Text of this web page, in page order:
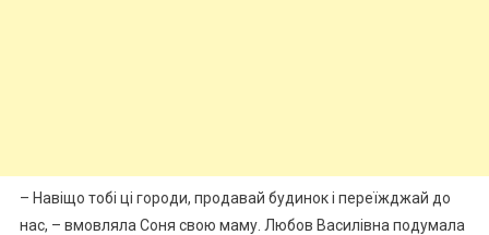
– Навіщо тобі ці городи, продавай будинок і переїжджай до
нас, – вмовляла Соня свою маму. Любов Василівна подумала